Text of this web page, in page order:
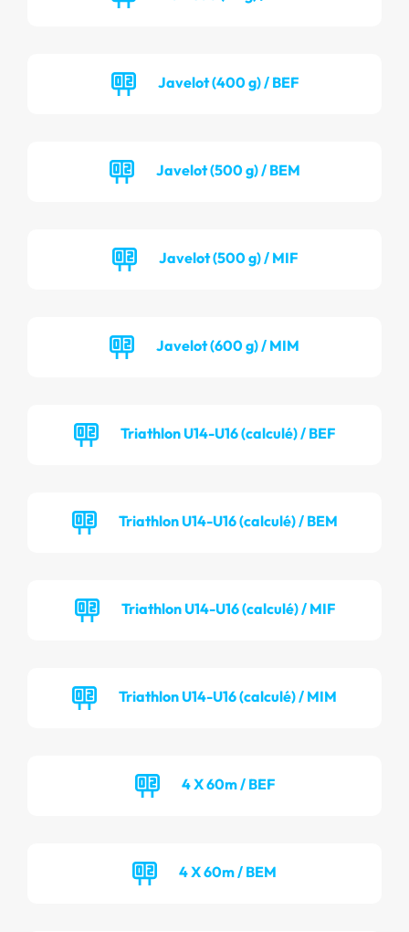
Javelot (400 g) / BEF
Javelot (500 g) / BEM
Javelot (500 g) / MIF
Javelot (600 g) / MIM
Triathlon U14-U16 (calculé) / BEF
Triathlon U14-U16 (calculé) / BEM
Triathlon U14-U16 (calculé) / MIF
Triathlon U14-U16 (calculé) / MIM
4 X 60m / BEF
4 X 60m / BEM